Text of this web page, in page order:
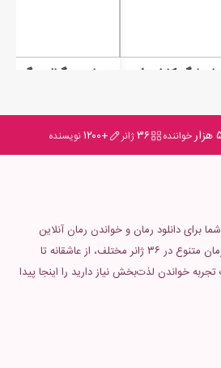
رمان سیگنال مرگ
خواننده ۳۶ژانر +۱۲۰۰ نویسنده
برای دانلود رمان و خواندن رمان آنلاین
ایرانی است. با بیش از ۲۵۰۰ رمان متنوع در ۳۶ ژانر مختلف، از عاشقانه تا
خواندن لذت‌بخش نیاز دارید را اینجا پیدا